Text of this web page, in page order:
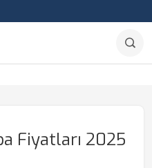
Fiyatları 2025